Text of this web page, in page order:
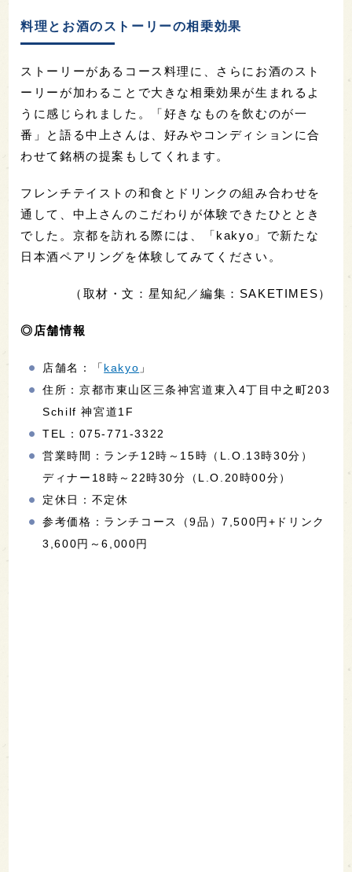
料理とお酒のストーリーの相乗効果
ストーリーがあるコース料理に、さらにお酒のスト
ーリーが加わることで大きな相乗効果が生まれるよ
うに感じられました。「好きなものを飲むのが一
番」と語る中上さんは、好みやコンディションに合
わせて銘柄の提案もしてくれます。
フレンチテイストの和食とドリンクの組み合わせを
通して、中上さんのこだわりが体験できたひととき
でした。京都を訪れる際には、「kakyo」で新たな
日本酒ペアリングを体験してみてください。
（取材・文：星知紀／編集：SAKETIMES）
◎店舗情報
店舗名：「 kakyo 」
住所：京都市東山区三条神宮道東入4丁目中之町203
Schilf 神宮道1F
TEL：075-771-3322
営業時間：ランチ12時～15時（L.O.13時30分）
ディナー18時～22時30分（L.O.20時00分）
定休日：不定休
参考価格：ランチコース（9品）7,500円+ドリンク
3,600円～6,000円